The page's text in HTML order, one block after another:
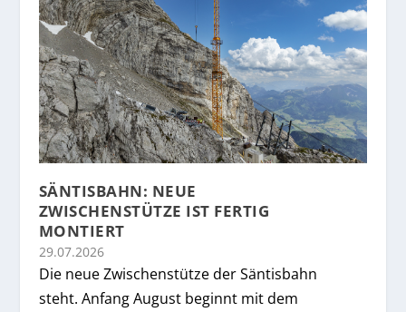
SÄNTISBAHN: NEUE
ZWISCHENSTÜTZE IST FERTIG
MONTIERT
29.07.2026
Die neue Zwischenstütze der Säntisbahn
steht. Anfang August beginnt mit dem